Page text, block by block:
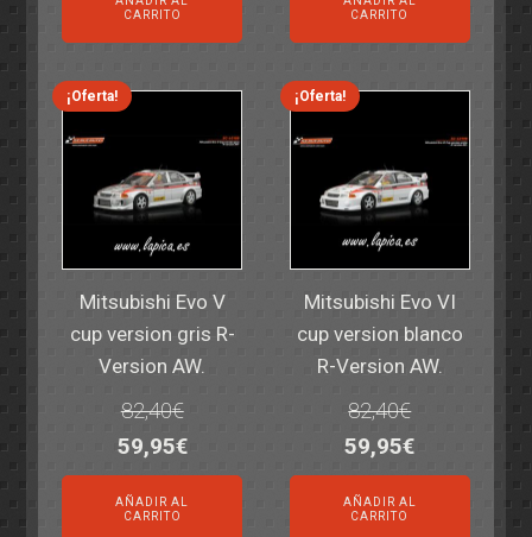
original
era:
14,30€.
actual
es:
11,25€.
CARRITO
original
era:
6,00€.
actual
es:
4,50€.
CARRITO
¡Oferta!
Mitsubishi Evo V
cup version gris R-
Version AW.
82,40€
El
precio
original
59,95€El
precio
AÑADIR AL
CARRITO
¡Oferta!
Mitsubishi Evo VI
cup version blanco
R-Version AW.
82,40€
El
precio
original
59,95€El
precio
AÑADIR AL
CARRITO